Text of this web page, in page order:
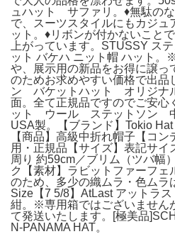
ュハット サファリ。♦︎無駄の
で、スーツスタイルにもカジュ
ット。♦︎リボンが付かないこと
上がっています。STUSSY ス
ット バケハ ニット帽 ハット。
や、展示用の新品をお得に譲っ
のためお求めやすい価格で出品
ン バケットハット オリジナ
面。全て正規品ですのでご安
ット ウール ステットソン
USA製。【ブランド】Tokio Hat
【商品】高級中折れ帽子【コ
用・正規品【サイズ】表記サイ
周り 約59cm／ブリム（ツバ幅
ク【素材】ラビットファーフ
のため、多少の織ムラ・色ムラ
Size【7 5/8】AtLast アットラ
紺。※専用箱ではございません
て発送いたします。[極美品
N-PANAMA HAT。